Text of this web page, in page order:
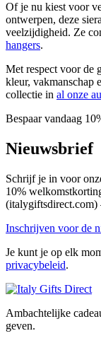
Of je nu kiest voor
ontwerpen, deze
veelzijdigheid. Ze
hangers.
Met respect voor de
kleur, vakmanschap
collectie in al onze
Bespaar vandaag
Nieuwsbrief
Schrijf je in voor
10%
Inschrijven voor de
Je kunt je op elk
privacybeleid.
Ambachtelijke
geven.